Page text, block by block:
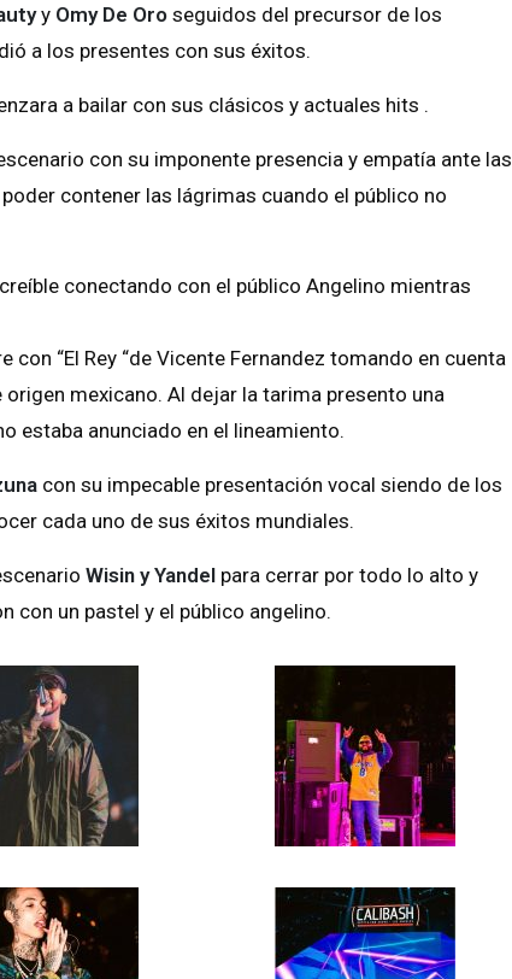
y Omy De Oro seguidos del precursor de los
a los presentes con sus éxitos.
a bailar con sus clásicos y actuales hits .
con su imponente presencia y empatía ante las
contener las lágrimas cuando el público no
conectando con el público Angelino mientras
“El Rey “de Vicente Fernandez tomando en cuenta
mexicano. Al dejar la tarima presento una
estaba anunciado en el lineamiento.
con su impecable presentación vocal siendo de los
cada uno de sus éxitos mundiales.
Wisin y Yandel para cerrar por todo lo alto y
con un pastel y el público angelino.